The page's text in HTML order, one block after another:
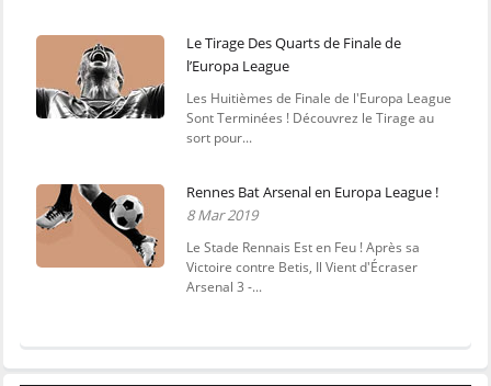
Le Tirage Des Quarts de Finale de
l’Europa League
Les Huitièmes de Finale de l'Europa League
Sont Terminées ! Découvrez le Tirage au
sort pour...
Rennes Bat Arsenal en Europa League !
8 Mar 2019
Le Stade Rennais Est en Feu ! Après sa
Victoire contre Betis, Il Vient d'Écraser
Arsenal 3 -...